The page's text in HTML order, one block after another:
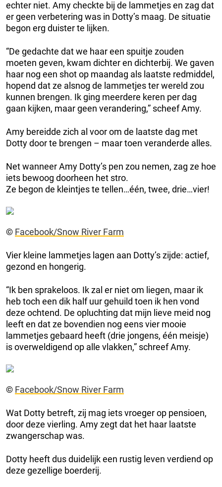
echter niet. Amy checkte bij de lammetjes en zag dat
er geen verbetering was in Dotty’s maag. De situatie
begon erg duister te lijken.
“De gedachte dat we haar een spuitje zouden
moeten geven, kwam dichter en dichterbij. We gaven
haar nog een shot op maandag als laatste redmiddel,
hopend dat ze alsnog de lammetjes ter wereld zou
kunnen brengen. Ik ging meerdere keren per dag
gaan kijken, maar geen verandering,” scheef Amy.
Amy bereidde zich al voor om de laatste dag met
Dotty door te brengen – maar toen veranderde alles.
Net wanneer Amy Dotty’s pen zou nemen, zag ze hoe
iets bewoog doorheen het stro.
Ze begon de kleintjes te tellen…één, twee, drie…vier!
© Facebook/Snow River Farm
Vier kleine lammetjes lagen aan Dotty’s zijde: actief,
gezond en hongerig.
“Ik ben sprakeloos. Ik zal er niet om liegen, maar ik
heb toch een dik half uur gehuild toen ik hen vond
deze ochtend. De opluchting dat mijn lieve meid nog
leeft en dat ze bovendien nog eens vier mooie
lammetjes gebaard heeft (drie jongens, één meisje)
is overweldigend op alle vlakken,” schreef Amy.
© Facebook/Snow River Farm
Wat Dotty betreft, zij mag iets vroeger op pensioen,
door deze vierling. Amy zegt dat het haar laatste
zwangerschap was.
Dotty heeft dus duidelijk een rustig leven verdiend op
deze gezellige boerderij.